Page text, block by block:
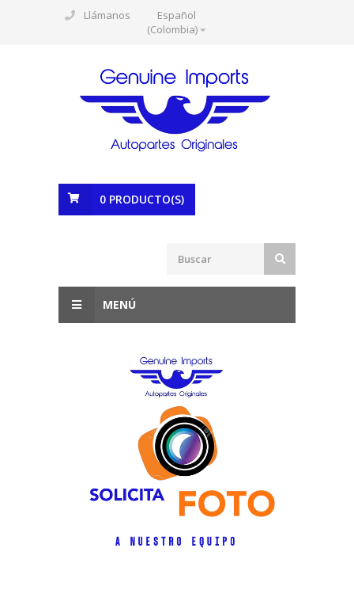
Llámanos
Español
(Colombia)
0 PRODUCTO(S)
MENÚ